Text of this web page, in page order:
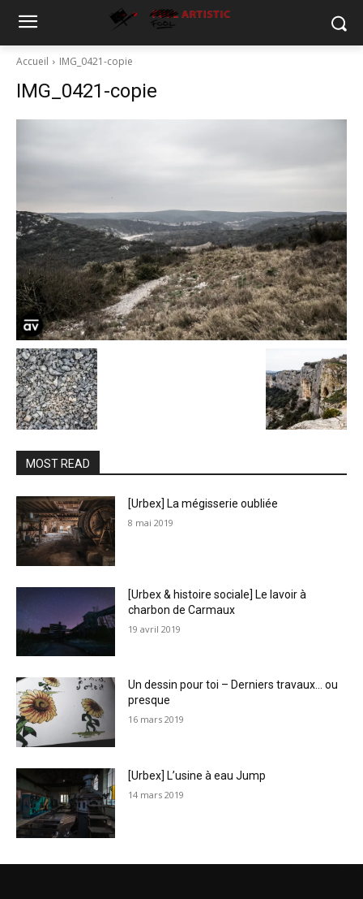
Accueil IMG_0421-copie
IMG_0421-copie
MOST READ
[Urbex] La mégisserie oubliée
8 mai 2019
[Urbex & histoire sociale] Le lavoir à
charbon de Carmaux
19 avril 2019
Un dessin pour toi – Derniers travaux… ou
presque
16 mars 2019
[Urbex] L’usine à eau Jump
14 mars 2019